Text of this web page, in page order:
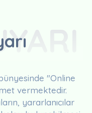
"Online
vermektedir.
yararlanıcılar